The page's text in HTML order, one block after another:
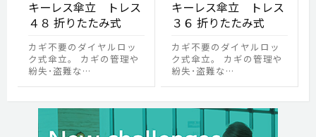
キーレス傘立 トレス
４８ 折りたたみ式
カギ不要のダイヤルロッ
ク式傘立。 カギの管理や
紛失･盗難な…
キーレス傘立 トレス
３６ 折りたたみ式
カギ不要のダイヤルロッ
ク式傘立。 カギの管理や
紛失･盗難な…